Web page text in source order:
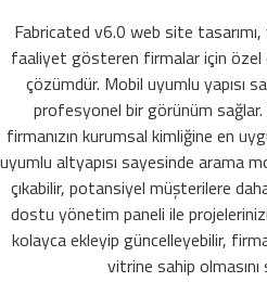
Fabricated v6.0 web site
faaliyet gösteren firmalar için özel
çözümdür. Mobil uyumlu yapısı
profesyonel bir görünüm
firmanızın kurumsal kimliğine en
uyumlu altyapısı sayesinde arama
çıkabilir, potansiyel müşterilere
dostu yönetim paneli ile
kolayca ekleyip güncelleyebilir,
vitrine sahip